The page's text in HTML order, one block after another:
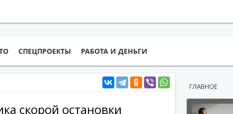
СПЕЦПРОЕКТЫ РАБОТА И ДЕНЬГИ
скорой остановки
ГЛАВНОЕ